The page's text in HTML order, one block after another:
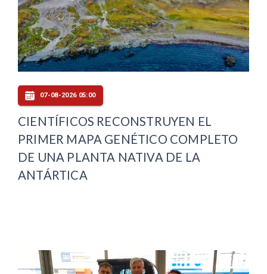
07-08-2026 05:00
CIENTÍFICOS RECONSTRUYEN EL
PRIMER MAPA GENÉTICO COMPLETO
DE UNA PLANTA NATIVA DE LA
ANTÁRTICA